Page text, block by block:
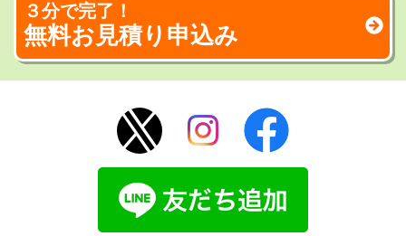
３分で完了！
無料お見積り申込み